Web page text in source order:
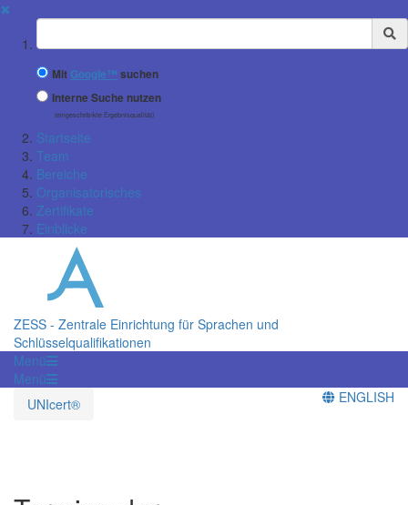
✖
Suchbegriff
Mit Google™ suchen
Interne Suche nutzen
(eingeschränkte Ergebnisqualität)
Startseite
Team
Bereiche
Organisatorisches
Zertifikate
Einblicke
ZESS - Zentrale Einrichtung für Sprachen und
Schlüsselqualifikationen
Menü
Menü
UNIcert®
ENGLISH